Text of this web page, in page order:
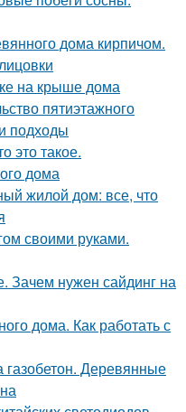
дома кирпичом.
на крыше дома
пятиэтажного
подходы
это такое.
дома
жилой дом: все, что
своими руками.
Зачем нужен сайдинг на
дома. Как работать с
Деревянные